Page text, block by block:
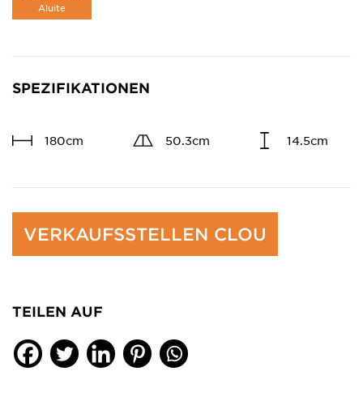
Aluite
SPEZIFIKATIONEN
180cm 50.3cm 14.5cm
VERKAUFSSTELLEN CLOU
TEILEN AUF